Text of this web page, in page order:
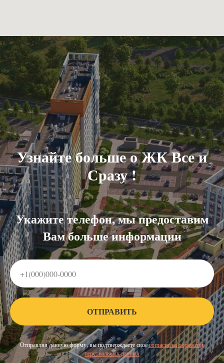
Узнайте больше о ЖК Все и
Сразу !
Укажите телефон, мы предоставим
Вам больше информации
ОТПРАВИТЬ
Отправляя данную форму, вы подтверждаете своесогласие на обработку
персональных данных